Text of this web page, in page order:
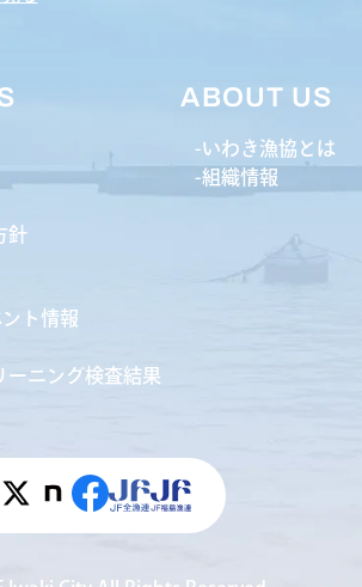
針
ABOUT US
いわき漁協とは
組織情報
ト情報
ーニング検査結果